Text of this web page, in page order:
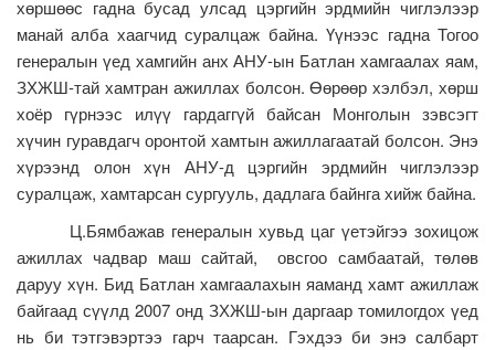
хөршөөс гадна бусад улсад цэргийн эрдмийн чиглэлээр
манай алба хаагчид суралцаж байна. Үүнээс гадна Тогоо
генералын үед хамгийн анх АНУ-ын Батлан хамгаалах яам,
ЗХЖШ-тай хамтран ажиллах болсон. Өөрөөр хэлбэл, хөрш
хоёр гүрнээс илүү гардаггүй байсан Монголын зэвсэгт
хүчин гуравдагч оронтой хамтын ажиллагаатай болсон. Энэ
хүрээнд олон хүн АНУ-д цэргийн эрдмийн чиглэлээр
суралцаж, хамтарсан сургууль, дадлага байнга хийж байна.
Ц.Бямбажав генералын хувьд цаг үетэйгээ зохицож
ажиллах чадвар маш сайтай, овсгоо самбаатай, төлөв
даруу хүн. Бид Батлан хамгаалахын яаманд хамт ажиллаж
байгаад сүүлд 2007 онд ЗХЖШ-ын даргаар томилогдох үед
нь би тэтгэвэртээ гарч таарсан. Гэхдээ би энэ салбарт